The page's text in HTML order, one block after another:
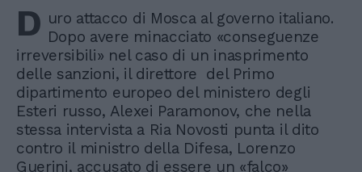
D uro attacco di Mosca al governo italiano.
Dopo avere minacciato «conseguenze
irreversibili» nel caso di un inasprimento
delle sanzioni, il direttore del Primo
dipartimento europeo del ministero degli
Esteri russo, Alexei Paramonov, che nella
stessa intervista a Ria Novosti punta il dito
contro il ministro della Difesa, Lorenzo
Guerini, accusato di essere un «falco»